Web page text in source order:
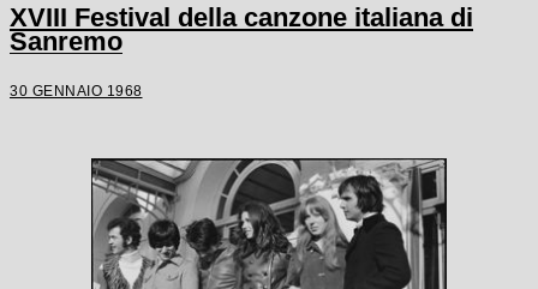
XVIII Festival della canzone italiana di
Sanremo
30 GENNAIO 1968